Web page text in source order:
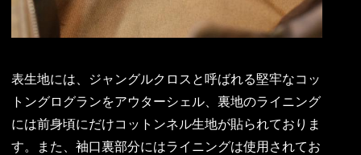
表生地には、ジャングルクロスと呼ばれる堅牢なコッ
トングログランをアウターシェル、裏地のライニング
には前身頃にだけコットンネル生地が貼られておりま
す。また、袖口裏部分にはライニングは使用されてお